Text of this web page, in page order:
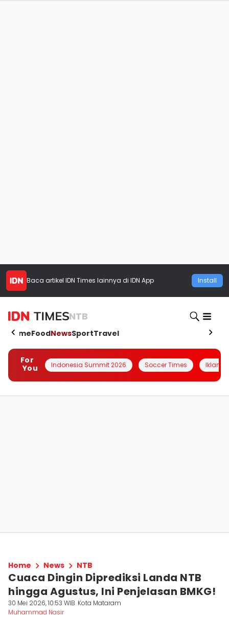
Baca artikel IDN Times lainnya di IDN App Install
NTB
HomeFoodNewsSportTravel
For
You
Indonesia Summit 2026 Soccer Times Iklanin
Home News NTB
Cuaca Dingin Diprediksi Landa NTB
hingga Agustus, Ini Penjelasan BMKG!
30 Mei 2026, 10:53 WIB Kota Mataram
Muhammad Nasir